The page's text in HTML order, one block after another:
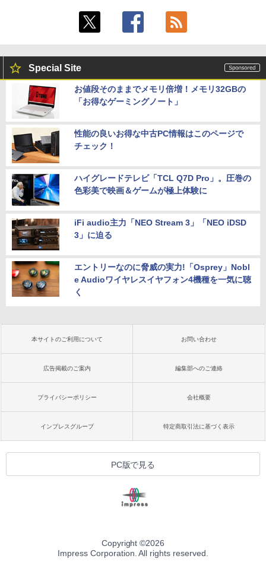
Special Site
お値段そのままでメモリ倍増！メモリ32GBの
「お得なゲーミングノート」
性能の良いお得な中古PC情報はこのページで
チェック！
ハイグレードテレビ「TCL Q7D Pro」。圧巻の
色彩美で映画＆ゲームが極上体験に
iFi audio主力「NEO Stream 3」「NEO iDSD
3」に迫る
エントリーなのに脅威の実力!「Osprey」Nobl
e Audioワイヤレスイヤフォン4機種を一気に聴
く
本サイトのご利用について お問い合わせ
広告掲載のご案内 編集部へのご連絡
プライバシーポリシー 会社概要
インプレスグループ 特定商取引法に基づく表示
PC版で見る
Copyright ©2026
Impress Corporation. All rights reserved.